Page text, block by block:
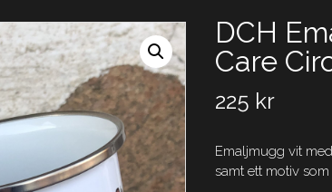
DCH
Care
225 kr
Emaljmugg vit
samt ett motiv